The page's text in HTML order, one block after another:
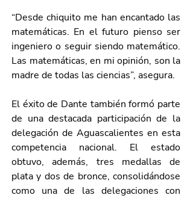
“Desde chiquito me han encantado las
matemáticas. En el futuro pienso ser
ingeniero o seguir siendo matemático.
Las matemáticas, en mi opinión, son la
madre de todas las ciencias”, asegura.
El éxito de Dante también formó parte
de una destacada participación de la
delegación de Aguascalientes en esta
competencia nacional. El estado
obtuvo, además, tres medallas de
plata y dos de bronce, consolidándose
como una de las delegaciones con